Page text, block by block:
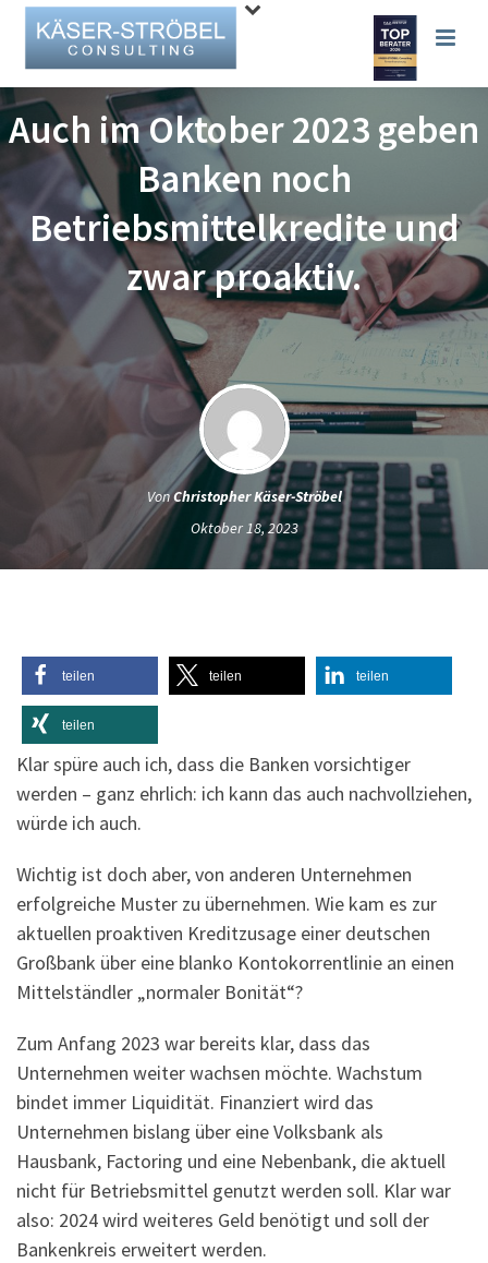
Auch im Oktober 2023 geben
Banken noch
Betriebsmittelkredite und
zwar proaktiv.
VonChristopher Käser-Ströbel
Oktober 18, 2023
teilen teilen teilen
teilen
Klar spüre auch ich, dass die Banken vorsichtiger
werden – ganz ehrlich: ich kann das auch nachvollziehen,
würde ich auch.
Wichtig ist doch aber, von anderen Unternehmen
erfolgreiche Muster zu übernehmen. Wie kam es zur
aktuellen proaktiven Kreditzusage einer deutschen
Großbank über eine blanko Kontokorrentlinie an einen
Mittelständler „normaler Bonität“?
Zum Anfang 2023 war bereits klar, dass das
Unternehmen weiter wachsen möchte. Wachstum
bindet immer Liquidität. Finanziert wird das
Unternehmen bislang über eine Volksbank als
Hausbank, Factoring und eine Nebenbank, die aktuell
nicht für Betriebsmittel genutzt werden soll. Klar war
also: 2024 wird weiteres Geld benötigt und soll der
Bankenkreis erweitert werden.